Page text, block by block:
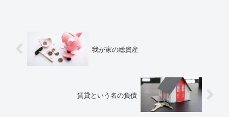
我が家の総資産
賃貸という名の負債